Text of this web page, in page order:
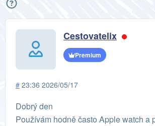
Cestovatelix
Premium
# 23:36 2026/05/17
Dobrý den
Používám hodně často Apple watch a